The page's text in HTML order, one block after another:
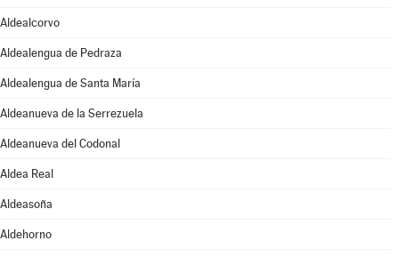
Aldealcorvo
Aldealengua de Pedraza
Aldealengua de Santa María
Aldeanueva de la Serrezuela
Aldeanueva del Codonal
Aldea Real
Aldeasoña
Aldehorno